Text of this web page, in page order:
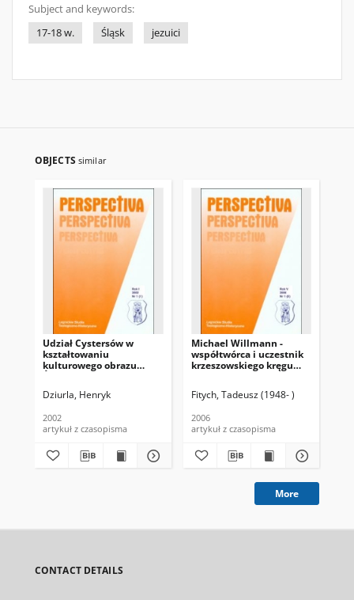
Subject and keywords:
17-18 w.
Śląsk jezuici
OBJECTS similar
Udział Cystersów w
kształtowaniu
kulturowego obrazu
Dziurla, Henryk
2002
artykuł z czasopisma
Michael Willmann -
współtwórca i uczestnik
krzeszowskiego kręgu
Fitych, Tadeusz (1948- )
2006
artykuł z czasopisma
More
CONTACT DETAILS